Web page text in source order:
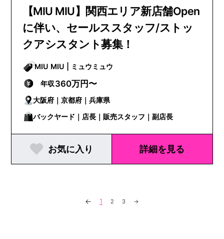
【MIU MIU】関西エリア新店舗Open
に伴い、セールススタッフ/ストッ
クアシスタント募集！
MIU MIU | ミュウミュウ
年収360万円〜
大阪府｜京都府｜兵庫県
バックヤード｜店長｜販売スタッフ｜副店長
お気に入り 詳細を見る
← 1 2 3 →